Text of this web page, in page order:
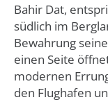
Bahir Dat,
südlich im
Bewahrung
einen Seite
modernen
den Flughafen